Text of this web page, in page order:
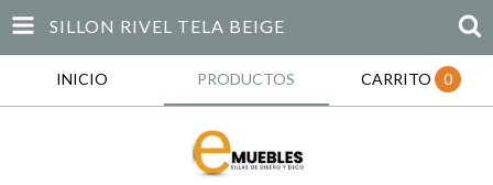
SILLON RIVEL TELA BEIGE
INICIO PRODUCTOS CARRITO 0